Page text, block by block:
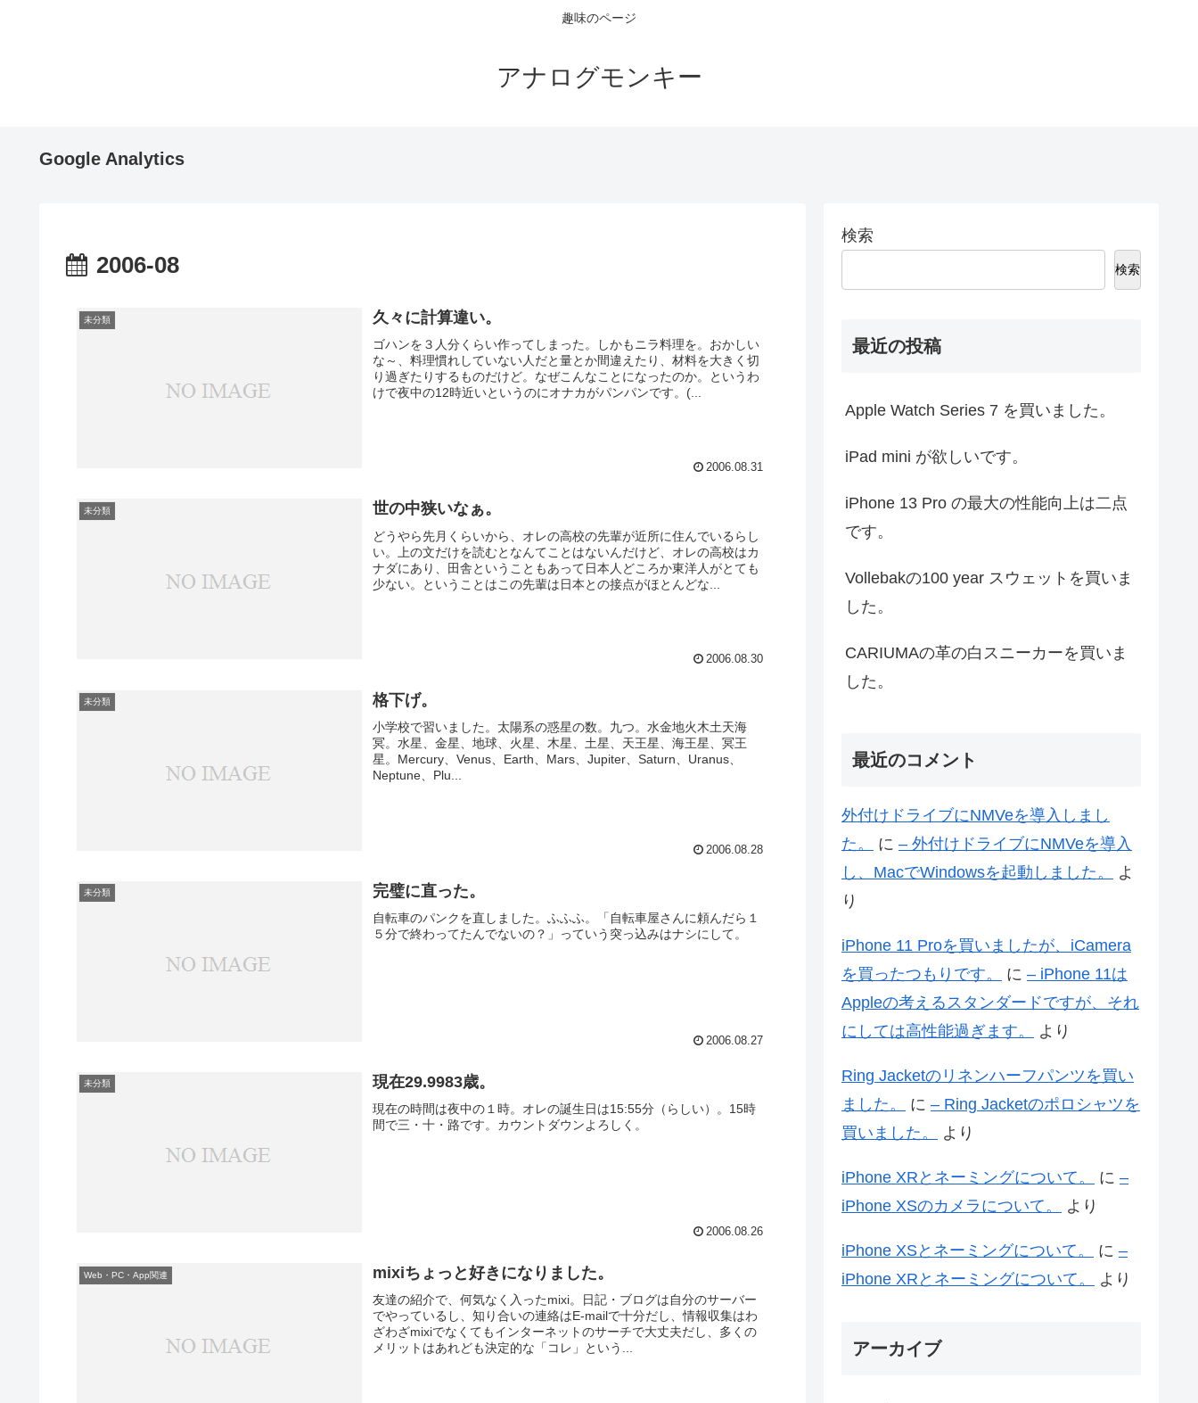
趣味のページ
アナログモンキー
Google Analytics
2006-08
未分類 久々に計算違い。
ゴハンを３人分くらい作ってしまった。しかもニラ料理を。おかしい
な～、料理慣れしていない人だと量とか間違えたり、材料を大きく切
り過ぎたりするものだけど。なぜこんなことになったのか。というわ
けで夜中の12時近いというのにオナカがパンパンです。(...
2006.08.31
未分類 世の中狭いなぁ。
どうやら先月くらいから、オレの高校の先輩が近所に住んでいるらし
い。上の文だけを読むとなんてことはないんだけど、オレの高校はカ
ナダにあり、田舎ということもあって日本人どころか東洋人がとても
少ない。ということはこの先輩は日本との接点がほとんどな...
2006.08.30
未分類 格下げ。
小学校で習いました。太陽系の惑星の数。九つ。水金地火木土天海
冥。水星、金星、地球、火星、木星、土星、天王星、海王星、冥王
星。Mercury、Venus、Earth、Mars、Jupiter、Saturn、Uranus、
Neptune、Plu...
2006.08.28
未分類 完璧に直った。
自転車のパンクを直しました。ふふふ。「自転車屋さんに頼んだら１
５分で終わってたんでないの？」っていう突っ込みはナシにして。
2006.08.27
未分類 現在29.9983歳。
現在の時間は夜中の１時。オレの誕生日は15:55分（らしい）。15時
間で三・十・路です。カウントダウンよろしく。
2006.08.26
Web・PC・App関連 mixiちょっと好きになりました。
友達の紹介で、何気なく入ったmixi。日記・ブログは自分のサーバー
でやっているし、知り合いの連絡はE-mailで十分だし、情報収集はわ
ざわざmixiでなくてもインターネットのサーチで大丈夫だし、多くの
メリットはあれども決定的な「コレ」という...
検索
検索
最近の投稿
Apple Watch Series 7 を買いました。
iPad mini が欲しいです。
iPhone 13 Pro の最大の性能向上は二点
です。
Vollebakの100 year スウェットを買いま
した。
CARIUMAの革の白スニーカーを買いま
した。
最近のコメント
外付けドライブにNMVeを導入しまし
た。
に – 外付けドライブにNMVeを導入
し、MacでWindowsを起動しました。
よ
り
iPhone 11 Proを買いましたが、iCamera
を買ったつもりです。
に – iPhone 11は
Appleの考えるスタンダードですが、それ
にしては高性能過ぎます。
より
Ring Jacketのリネンハーフパンツを買い
ました。
に – Ring Jacketのポロシャツを
買いました。
より
iPhone XRとネーミングについて。 に –
iPhone XSのカメラについて。
より
iPhone XSとネーミングについて。 に –
iPhone XRとネーミングについて。
より
アーカイブ